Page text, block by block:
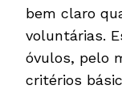
bem claro
voluntárias.
óvulos, pelo
critérios